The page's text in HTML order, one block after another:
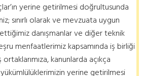
yerine getirilmesi doğrultusunda
sınırlı olarak ve mevzuata uygun
danışmanlar ve diğer teknik
menfaatlerimiz kapsamında iş birliği
kanunlarda açıkça
yerine getirilmesi